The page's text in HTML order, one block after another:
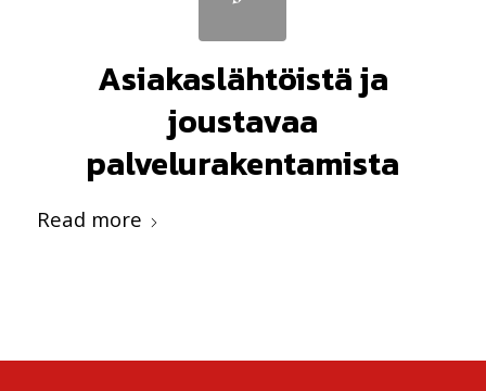
Asiakaslähtöistä ja
joustavaa
palvelurakentamista
Read more